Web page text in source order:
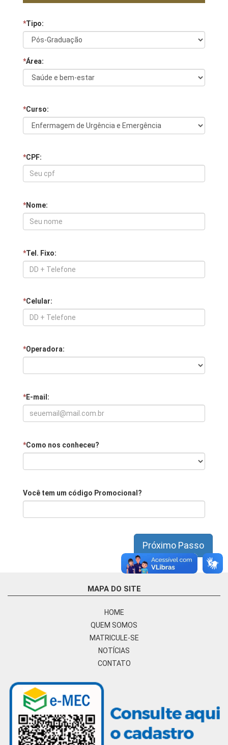
*Tipo:
*Área:
*Curso:
*CPF:
*Nome:
*Tel. Fixo:
*Celular:
*Operadora:
*E-mail:
*Como nos conheceu?
Você tem um código Promocional?
Próximo Passo
MAPA DO SITE
HOME
QUEM SOMOS
MATRICULE-SE
NOTÍCIAS
CONTATO